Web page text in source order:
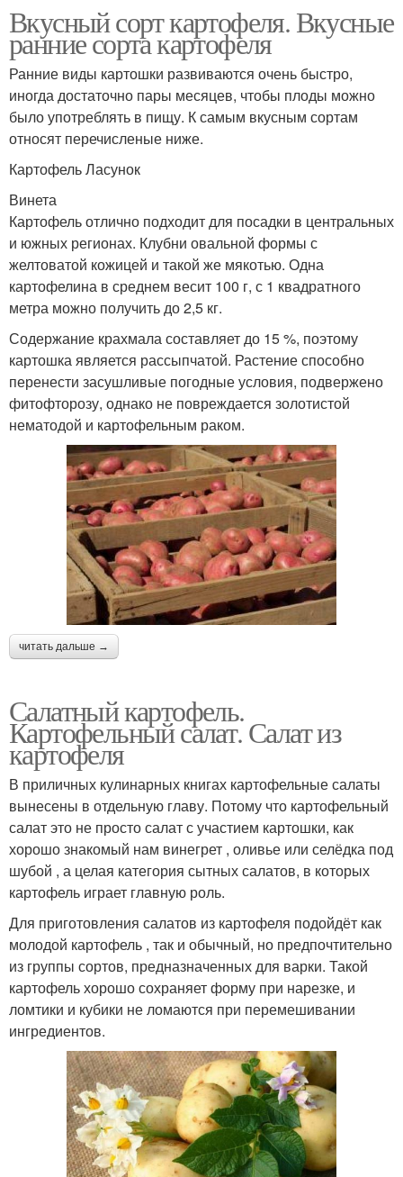
Вкусный сорт картофеля. Вкусные
ранние сорта картофеля
Ранние виды картошки развиваются очень быстро,
иногда достаточно пары месяцев, чтобы плоды можно
было употреблять в пищу. К самым вкусным сортам
относят перечисленые ниже.
Картофель Ласунок
Винета
Картофель отлично подходит для посадки в центральных
и южных регионах. Клубни овальной формы с
желтоватой кожицей и такой же мякотью. Одна
картофелина в среднем весит 100 г, с 1 квадратного
метра можно получить до 2,5 кг.
Содержание крахмала составляет до 15 %, поэтому
картошка является рассыпчатой. Растение способно
перенести засушливые погодные условия, подвержено
фитофторозу, однако не повреждается золотистой
нематодой и картофельным раком.
читать дальше →
Салатный картофель.
Картофельный салат. Салат из
картофеля
В приличных кулинарных книгах картофельные салаты
вынесены в отдельную главу. Потому что картофельный
салат это не просто салат с участием картошки, как
хорошо знакомый нам винегрет , оливье или селёдка под
шубой , а целая категория сытных салатов, в которых
картофель играет главную роль.
Для приготовления салатов из картофеля подойдёт как
молодой картофель , так и обычный, но предпочтительно
из группы сортов, предназначенных для варки. Такой
картофель хорошо сохраняет форму при нарезке, и
ломтики и кубики не ломаются при перемешивании
ингредиентов.